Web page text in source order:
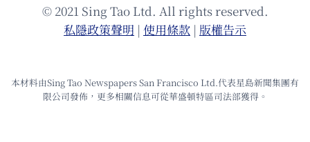
© 2021 Sing Tao Ltd. All rights reserved.
私隱政策聲明 | 使⽤條款 | 版權告⽰
本材料由Sing Tao Newspapers San Francisco Ltd.代表星島新聞集團有
限公司發佈，更多相關信息可從華盛頓特區司法部獲得。